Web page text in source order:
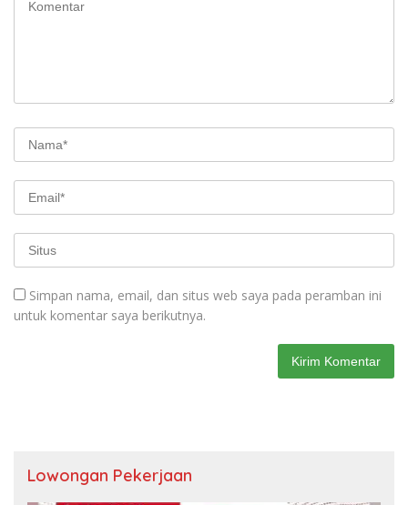
Simpan nama, email, dan situs web saya pada peramban ini
untuk komentar saya berikutnya.
Lowongan Pekerjaan